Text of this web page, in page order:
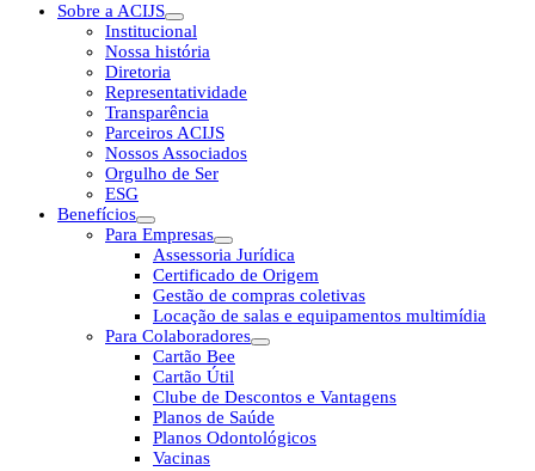
Sobre a ACIJS
Institucional
Nossa história
Diretoria
Representatividade
Transparência
Parceiros ACIJS
Nossos Associados
Orgulho de Ser
ESG
Benefícios
Para Empresas
Assessoria Jurídica
Certificado de Origem
Gestão de compras coletivas
Locação de salas e equipamentos multimídia
Para Colaboradores
Cartão Bee
Cartão Útil
Clube de Descontos e Vantagens
Planos de Saúde
Planos Odontológicos
Vacinas